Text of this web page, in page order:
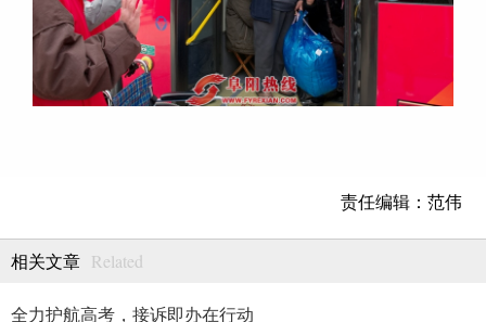
责任编辑：范伟
相关文章 Related
全力护航高考，接诉即办在行动